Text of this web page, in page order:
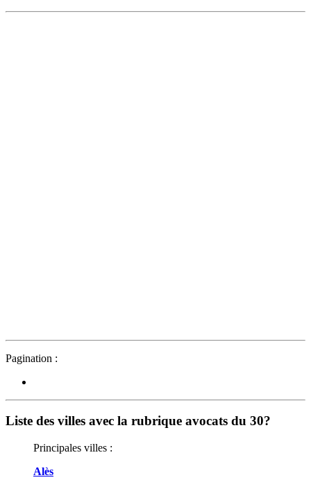
Pagination :
Liste des villes avec la rubrique avocats du 30?
Principales villes :
Alès